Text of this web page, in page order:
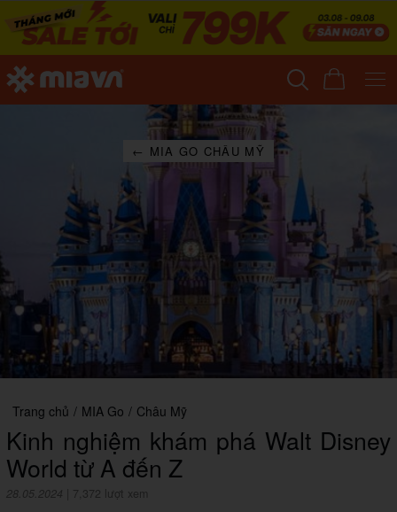
← MIA GO CHÂU MỸ
Trang chủ / MIA Go / Châu Mỹ
Kinh nghiệm khám phá Walt Disney
World từ A đến Z
28.05.2024 7,372 lượt xem